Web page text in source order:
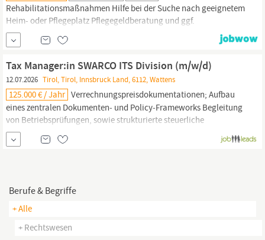
Rehabilitationsmaßnahmen Hilfe bei der Suche nach geeignetem
Heim- oder Pflegeplatz Pflegegeldberatung und ggf.
Unterstützung bei der Antragsstellung Abklärung von
rechtlichen
und finanziellen Angelegenheiten Beratung in schwierigen
Lebenslagen Vermittlung und Zusammenarbeit mit
verschiedenen Behörden und Beratungsstellen Was wir bieten Es
erwartet Sie...
Tax Manager:in SWARCO ITS Division (m/w/d)
12.07.2026 Tirol, Tirol, Innsbruck Land, 6112, Wattens
125.000 € / Jahr Verrechnungspreisdokumentationen; Aufbau
eines zentralen Dokumenten‑ und Policy‑Frameworks Begleitung
von Betriebsprüfungen, sowie strukturierte steuerliche
Unterstützung bei M&A‑Projekten Initiierung von Verbesserungs‑
und Digitalisierungsinitiativen Erfolgreich abgeschlossenes
Berufe & Begriffe
+ Alle
+ Rechtswesen